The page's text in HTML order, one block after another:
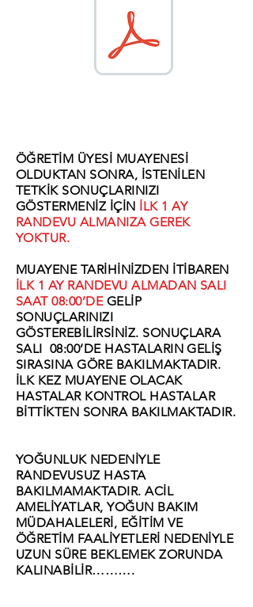
ÖĞRETİM ÜYESİ MUAYENESİ
OLDUKTAN SONRA, İSTENİLEN
TETKİK SONUÇLARINIZI
GÖSTERMENİZ İÇİN İLK 1 AY
RANDEVU ALMANIZA GEREK
YOKTUR.
MUAYENE TARİHİNİZDEN İTİBAREN
İLK 1 AY RANDEVU ALMADAN SALI
SAAT 08:00’DE GELİP
SONUÇLARINIZI
GÖSTEREBİLİRSİNİZ. SONUÇLARA
SALI 08:00’DE HASTALARIN GELİŞ
SIRASINA GÖRE BAKILMAKTADIR.
İLK KEZ MUAYENE OLACAK
HASTALAR KONTROL HASTALAR
BİTTİKTEN SONRA BAKILMAKTADIR.
YOĞUNLUK NEDENİYLE
RANDEVUSUZ HASTA
BAKILMAMAKTADIR. ACİL
AMELİYATLAR, YOĞUN BAKIM
MÜDAHALELERİ, EĞİTİM VE
ÖĞRETİM FAALİYETLERİ NEDENİYLE
UZUN SÜRE BEKLEMEK ZORUNDA
KALINABİLİR……….